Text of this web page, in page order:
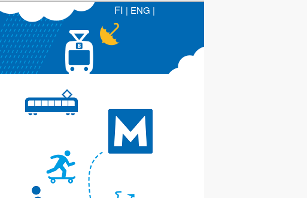
FI | ENG |